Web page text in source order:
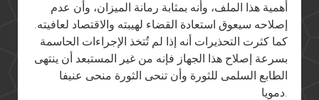
أهمية هذا الملف، وأنه بمثابة رمانة الميزان، وأن عدم
إصلاحه سيعوق استعادة القضاء لهيبته والاقتصاد لعافيته.
كما كثرت التحذيرات أنه إذا لم تُتخذ الإجراءات الحاسمة
بسرعة إصلاح هذا الجهاز فإنه من غير المستبعد أن ينتهى
الطابع السلمى للثورة وأن تنحى الثورة منحى عنيفا
دمويا.